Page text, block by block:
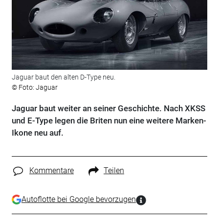
Jaguar baut den alten D-Type neu.
© Foto: Jaguar
Jaguar baut weiter an seiner Geschichte. Nach XKSS
und E-Type legen die Briten nun eine weitere Marken-
Ikone neu auf.
Kommentare Teilen
Autoflotte bei Google bevorzugen